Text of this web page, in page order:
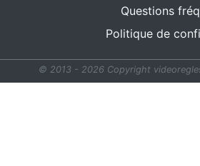
Questions
Politique de
© 2013 - 2026 Copyright